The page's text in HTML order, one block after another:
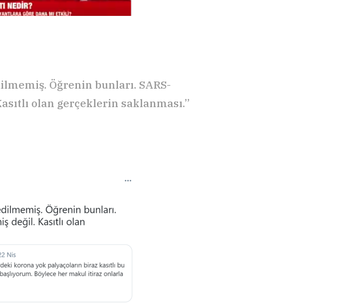
Öğrenin bunları. SARS-
olan gerçeklerin saklanması.”